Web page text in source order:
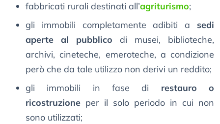
fabbricati rurali destinati all’agriturismo;
gli immobili completamente adibiti a sedi
aperte al pubblico di musei, biblioteche,
archivi, cineteche, emeroteche, a condizione
però che da tale utilizzo non derivi un reddito;
gli immobili in fase di restauro o
ricostruzione per il solo periodo in cui non
sono utilizzati;